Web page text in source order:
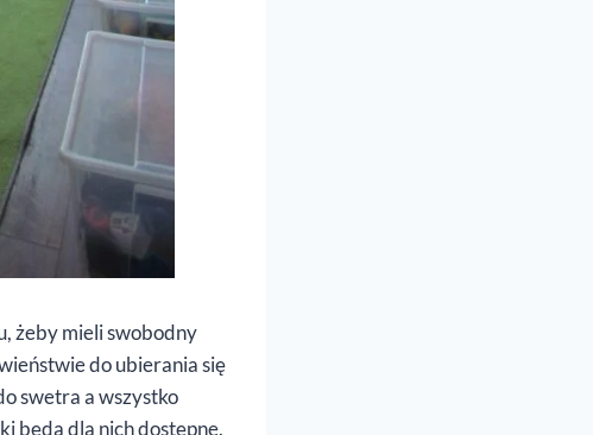
żeby mieli swobodny
do ubierania się
swetra a wszystko
będą dla nich dostępne.